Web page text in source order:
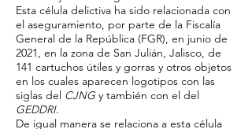
Esta célula delictiva ha sido relacionada con
el aseguramiento, por parte de la Fiscalía
General de la República (FGR), en junio de
2021, en la zona de San Julián, Jalisco, de
141 cartuchos útiles y gorras y otros objetos
en los cuales aparecen logotipos con las
siglas del CJNG y también con el del
GEDDRI.
De igual manera se relaciona a esta célula